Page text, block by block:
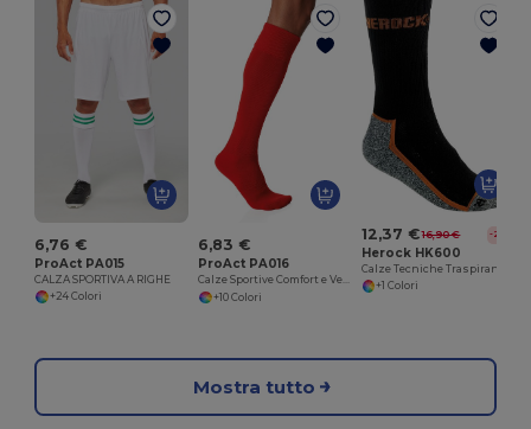
6,76 €
ProAct PA015
CALZA SPORTIVA A RIGHE
+24 Colori
6,83 €
ProAct PA016
Calze Sportive Comfort e Vestibilità Perfetta
+10 Colori
12,37 € 16,90 € -27%
Herock HK600
+1 Colori
Mostra tutto